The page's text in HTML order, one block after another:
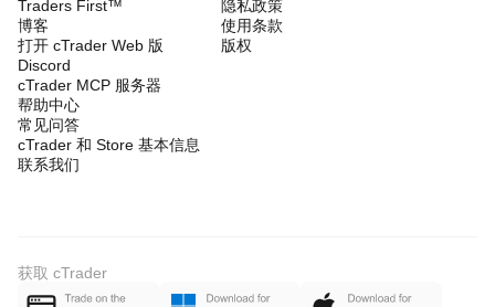
Traders First™
博客
打开 cTrader Web 版
Discord
cTrader MCP 服务器
帮助中心
常见问答
cTrader 和 Store 基本信息
联系我们
隐私政策
使用条款
版权
获取 cTrader